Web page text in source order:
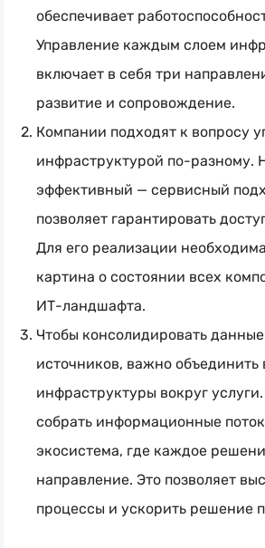
обеспечивает
Управление каждым слоем
включает в себя три
развитие и сопровождение.
Компании подходят к вопросу
инфраструктурой по-разному.
эффективный — сервисный
позволяет гарантировать
Для его реализации
картина о состоянии всех
ИТ-ландшафта.
Чтобы консолидировать данные
источников, важно объединить
инфраструктуры вокруг
собрать информационные
экосистема, где каждое
направление. Это позволяет
процессы и ускорить решение